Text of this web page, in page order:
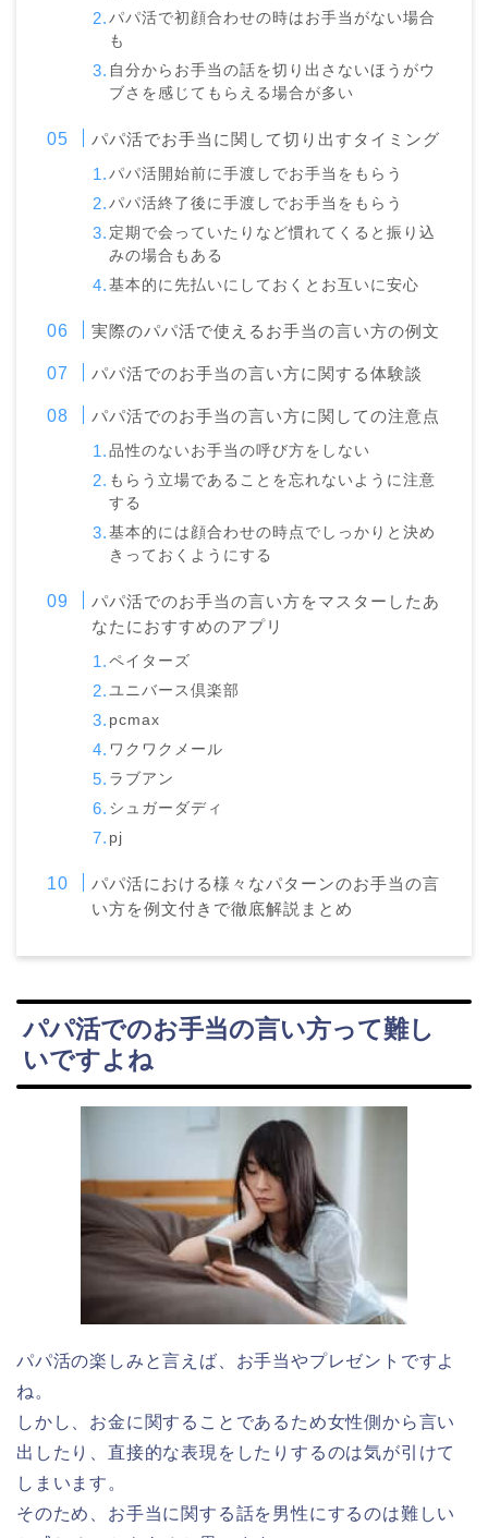
パパ活で初顔合わせの時はお手当がない場合
も
自分からお手当の話を切り出さないほうがウ
ブさを感じてもらえる場合が多い
パパ活でお手当に関して切り出すタイミング
パパ活開始前に手渡しでお手当をもらう
パパ活終了後に手渡しでお手当をもらう
定期で会っていたりなど慣れてくると振り込
みの場合もある
基本的に先払いにしておくとお互いに安心
実際のパパ活で使えるお手当の言い方の例文
パパ活でのお手当の言い方に関する体験談
パパ活でのお手当の言い方に関しての注意点
品性のないお手当の呼び方をしない
もらう立場であることを忘れないように注意
する
基本的には顔合わせの時点でしっかりと決め
きっておくようにする
パパ活でのお手当の言い方をマスターしたあ
なたにおすすめのアプリ
ペイターズ
ユニバース倶楽部
pcmax
ワクワクメール
ラブアン
シュガーダディ
pj
パパ活における様々なパターンのお手当の言
い方を例文付きで徹底解説まとめ
パパ活でのお手当の言い方って難し
いですよね
パパ活の楽しみと言えば、お手当やプレゼントですよ
ね。
しかし、お金に関することであるため女性側から言い
出したり、直接的な表現をしたりするのは気が引けて
しまいます。
そのため、お手当に関する話を男性にするのは難しい